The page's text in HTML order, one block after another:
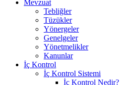
Mevzuat
Tebliğler
Tüzükler
Yönergeler
Genelgeler
Yönetmelikler
Kanunlar
İç Kontrol
İç Kontrol Sistemi
İç Kontrol Nedir?